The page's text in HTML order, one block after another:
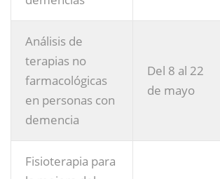
Análisis de
terapias no
farmacológicas
en personas con
demencia
Del 8 al 22
de mayo
Fisioterapia para